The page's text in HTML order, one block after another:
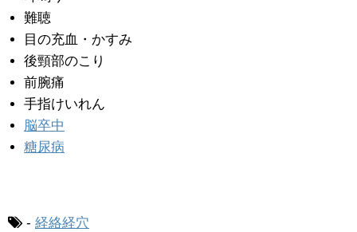
難聴
目の充血・かすみ
後頸部のこり
前腕痛
手指けいれん
脳卒中
糖尿病
- 経絡経穴